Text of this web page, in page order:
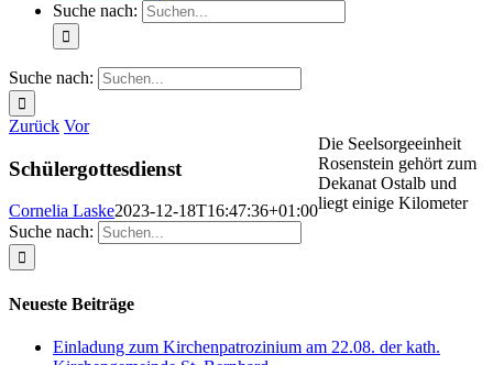
Suche nach:
Suche nach:
Zurück Vor
Schülergottesdienst
Cornelia Laske2023-12-18T16:47:36+01:00
Suche nach:
Neueste Beiträge
Einladung zum Kirchenpatrozinium am 22.08. der kath.
Die Seelsorgeeinheit
Rosenstein gehört zum
Dekanat Ostalb und
liegt einige Kilometer